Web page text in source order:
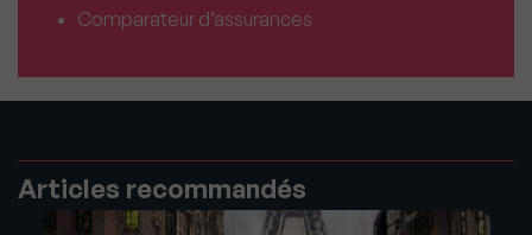
Comparateur d’assurances
Articles recommandés